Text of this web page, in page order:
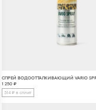
1 250 ₽
314 ₽ в сплит